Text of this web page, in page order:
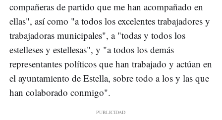
compañeras de partido que me han acompañado en
ellas", así como "a todos los excelentes trabajadores y
trabajadoras municipales", a "todas y todos los
estelleses y estellesas", y "a todos los demás
representantes políticos que han trabajado y actúan en
el ayuntamiento de Estella, sobre todo a los y las que
han colaborado conmigo".